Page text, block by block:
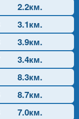
2.2км.
3.1км.
3.9км.
3.4км.
8.3км.
8.7км.
7.0км.